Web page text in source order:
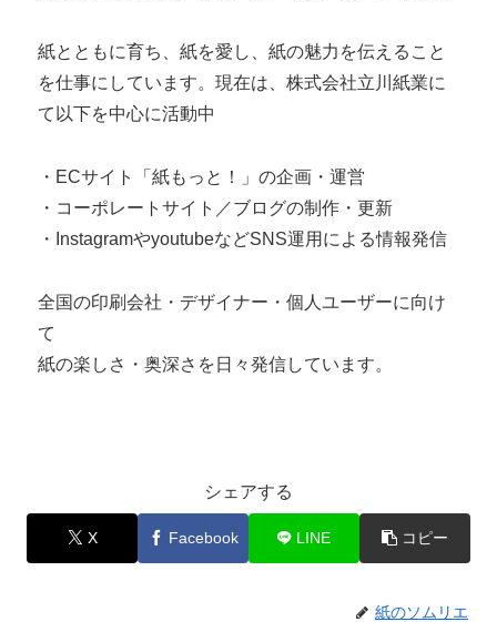
紙とともに育ち、紙を愛し、紙の魅力を伝えること
を仕事にしています。現在は、株式会社立川紙業に
て以下を中心に活動中
・ECサイト「紙もっと！」の企画・運営
・コーポレートサイト／ブログの制作・更新
・InstagramやyoutubeなどSNS運用による情報発信
全国の印刷会社・デザイナー・個人ユーザーに向け
て
紙の楽しさ・奥深さを日々発信しています。
シェアする
X Facebook LINE コピー
紙のソムリエ